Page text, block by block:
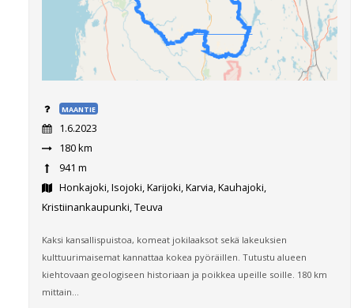
MAANTIE
1.6.2023
180 km
941 m
Honkajoki, Isojoki, Karijoki, Karvia, Kauhajoki,
Kristiinankaupunki, Teuva
Kaksi kansallispuistoa, komeat jokilaaksot sekä lakeuksien
kulttuurimaisemat kannattaa kokea pyöräillen. Tutustu alueen
kiehtovaan geologiseen historiaan ja poikkea upeille soille. 180 km
mittain...